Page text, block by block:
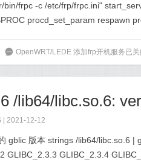
bin/frpc -c /etc/frp/frpc.ini"
procd_set_param respawn
6 OpenWRT/LEDE 添加frp开机服务已
| 2021-12-12
gblic 版本 strings /lib64/libc.so.6 |
GLIBC_2.3.3 GLIBC_2.3.4